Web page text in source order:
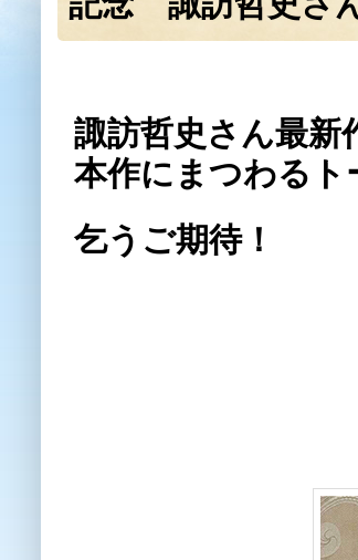
諏訪哲史さん最新
本作にまつわるト
乞うご期待！